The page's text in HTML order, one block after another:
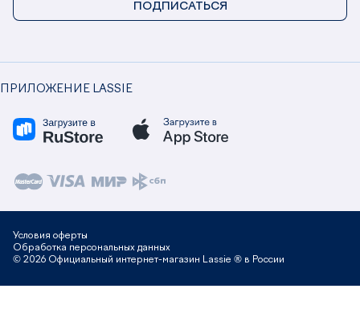
ПРИЛОЖЕНИЕ LASSIE
ПОДПИСАТЬСЯ
© 2026 Официальный интернет-магазин Lassie ® в России
Условия оферты
Обработка персональных данных